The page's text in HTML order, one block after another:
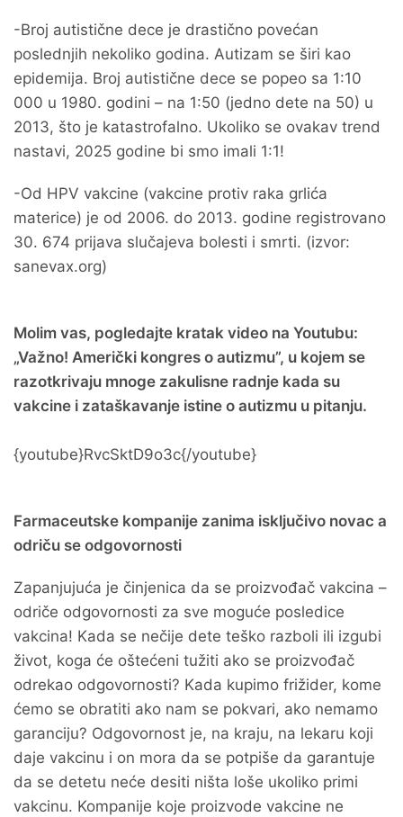
-Broj autistične dece je drastično povećan
poslednjih nekoliko godina. Autizam se širi kao
epidemija. Broj autistične dece se popeo sa 1:10
000 u 1980. godini – na 1:50 (jedno dete na 50) u
2013, što je katastrofalno. Ukoliko se ovakav trend
nastavi, 2025 godine bi smo imali 1:1!
-Od HPV vakcine (vakcine protiv raka grlića
materice) je od 2006. do 2013. godine registrovano
30. 674 prijava slučajeva bolesti i smrti. (izvor:
sanevax.org)
Molim vas, pogledajte kratak video na Youtubu:
„Važno! Američki kongres o autizmu”, u kojem se
razotkrivaju mnoge zakulisne radnje kada su
vakcine i zataškavanje istine o autizmu u pitanju.
{youtube}RvcSktD9o3c{/youtube}
Farmaceutske kompanije zanima isključivo novac a
odriču se odgovornosti
Zapanjujuća je činjenica da se proizvođač vakcina –
odriče odgovornosti za sve moguće posledice
vakcina! Kada se nečije dete teško razboli ili izgubi
život, koga će oštećeni tužiti ako se proizvođač
odrekao odgovornosti? Kada kupimo frižider, kome
ćemo se obratiti ako nam se pokvari, ako nemamo
garanciju? Odgovornost je, na kraju, na lekaru koji
daje vakcinu i on mora da se potpiše da garantuje
da se detetu neće desiti ništa loše ukoliko primi
vakcinu. Kompanije koje proizvode vakcine ne